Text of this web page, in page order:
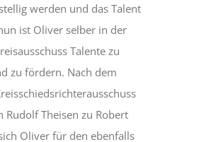
werden und das Talent
ist Oliver selber in der
Talente zu
zu fördern. Nach dem
Rudolf Theisen zu Robert
Oliver für den ebenfalls